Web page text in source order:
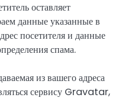
оставляет
данные указанные в
посетителя и данные
спама.
из вашего адреса
сервису Gravatar,